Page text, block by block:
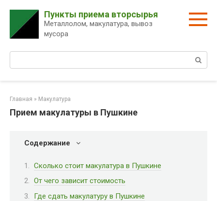
контенту
Пункты приема вторсырья
Металлолом, макулатура, вывоз
мусора
Главная » Макулатура
Прием макулатуры в Пушкине
Содержание
Сколько стоит макулатура в Пушкине
От чего зависит стоимость
Где сдать макулатуру в Пушкине